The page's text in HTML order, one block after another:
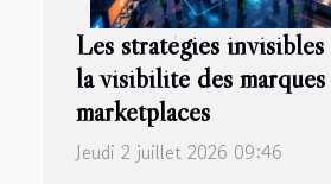
Les stratégies
la visibilité des
marketplaces
Jeudi 2 juillet 2026 09:46